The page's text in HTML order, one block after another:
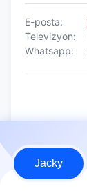
E-posta:
Televizyon:
Whatsapp:
Jacky